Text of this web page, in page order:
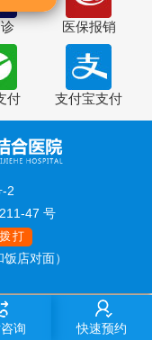
医保报销
付 支付宝支付
2
47 号
拨打
店对面）
询 快速预约